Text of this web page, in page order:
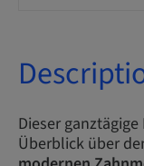
Dieser
Überblick über